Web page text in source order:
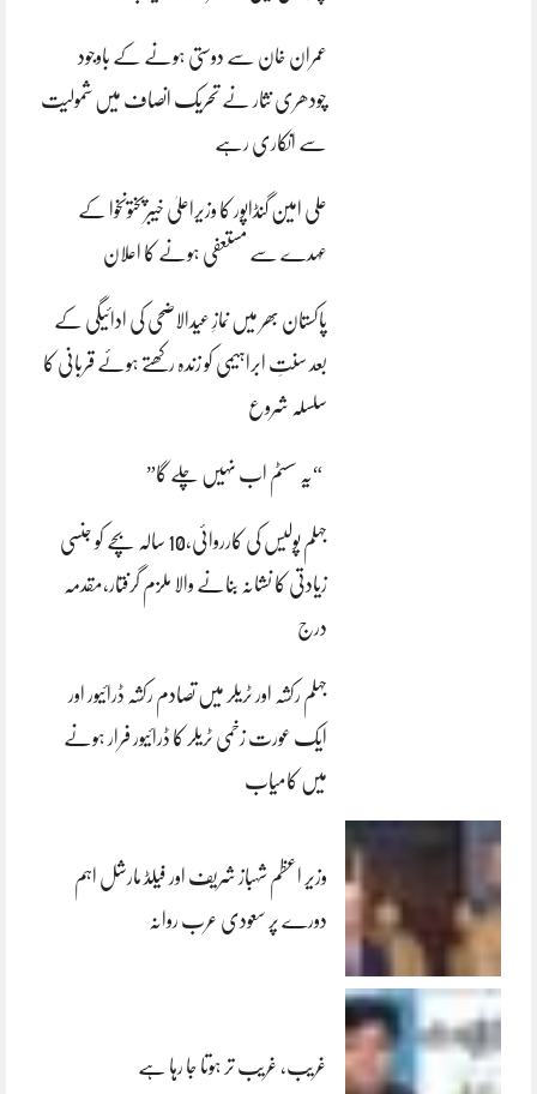
عمران خان سے دوستی ہونے کے باوجود
چودھری نثار نے تحریک انصاف میں شمولیت
سے انکاری رہے
علی امین گنڈاپور کا وزیراعلیٰ خیبرپختونخوا کے
عہدے سے مستعفی ہونے کا اعلان
پاکستان بھر میں نمازِ عیدالاضحی کی ادائیگی کے
بعد سنتِ ابراہیمی کو زندہ رکھتے ہوئے قربانی کا
سلسلہ شروع
“یہ سسٹم اب نہیں چلے گا”
جہلم پولیس کی کارروائی،10 سالہ بچے کو جنسی
زیادتی کا نشانہ بنانے والا ملزم گرفتار،مقدمہ
درج
جہلم رکشہ اور ٹریلر میں تصادم رکشہ ڈرائیور اور
ایک عورت زخمی ٹریلر کا ڈرائیور فرار ہونے
میں کامیاب
وزیر اعظم شہباز شریف اور فیلڈ مارشل اہم
دورے پر سعودی عرب روانہ
غریب، غریب تر ہوتا جا رہا ہے